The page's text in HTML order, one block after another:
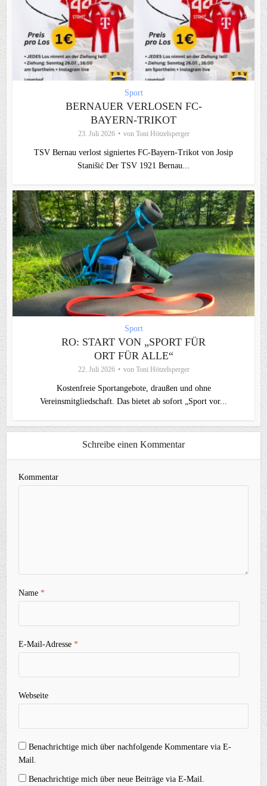
Sport
BERNAUER VERLOSEN FC-
BAYERN-TRIKOT
23. Juli 2026 von Toni Hötzelsperger
TSV Bernau verlost signiertes FC‑Bayern‑Trikot von Josip
Stanišić Der TSV 1921 Bernau...
Sport
RO: START VON „SPORT FÜR
ORT FÜR ALLE“
22. Juli 2026 von Toni Hötzelsperger
Kostenfreie Sportangebote, draußen und ohne
Vereinsmitgliedschaft. Das bietet ab sofort „Sport vor...
Schreibe einen Kommentar
Kommentar
Name*
E-Mail-Adresse*
Webseite
Benachrichtige mich über nachfolgende Kommentare via E-
Mail.
Benachrichtige mich über neue Beiträge via E-Mail.